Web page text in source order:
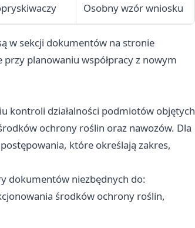
Osobny wzór wniosku
w sekcji dokumentów na stronie
planowaniu współpracy z nowym
kontroli działalności podmiotów objętych
ochrony roślin oraz nawozów. Dla
które określają zakres,
dokumentów niezbędnych do:
środków ochrony roślin,